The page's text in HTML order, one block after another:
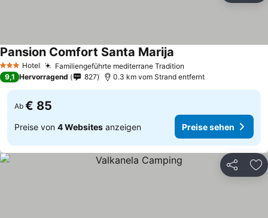
3 SterneHotel Familiengeführte mediterrane Tradition
Pansion Comfort Santa Marija
9,1 Hervorragend 827 0.3 km vom Strand entfernt
Ab € 85
Preise von 4 Websites anzeigen Preise sehen
Teilen